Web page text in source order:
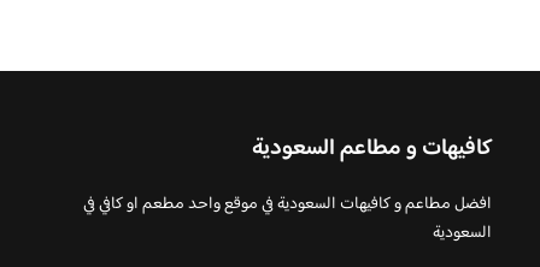
كافيهات و مطاعم السعودية
افضل مطاعم و كافيهات السعودية في موقع واحد مطعم او كافي في
السعودية